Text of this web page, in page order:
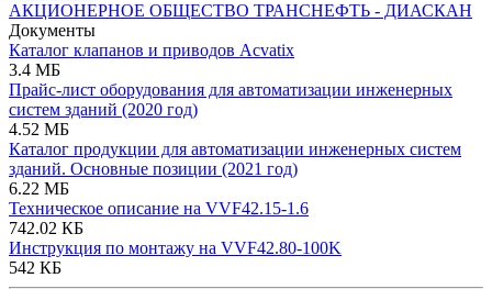
АКЦИОНЕРНОЕ ОБЩЕСТВО ТРАНСНЕФТЬ - ДИАСКАН
Документы
Каталог клапанов и приводов Acvatix
3.4 МБ
Прайс-лист оборудования для автоматизации инженерных
систем зданий (2020 год)
4.52 МБ
Каталог продукции для автоматизации инженерных систем
зданий. Основные позиции (2021 год)
6.22 МБ
Техническое описание на VVF42.15-1.6
742.02 КБ
Инструкция по монтажу на VVF42.80-100K
542 КБ